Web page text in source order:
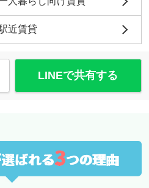
近賃貸
LINEで共有する
ばれる3つの理由